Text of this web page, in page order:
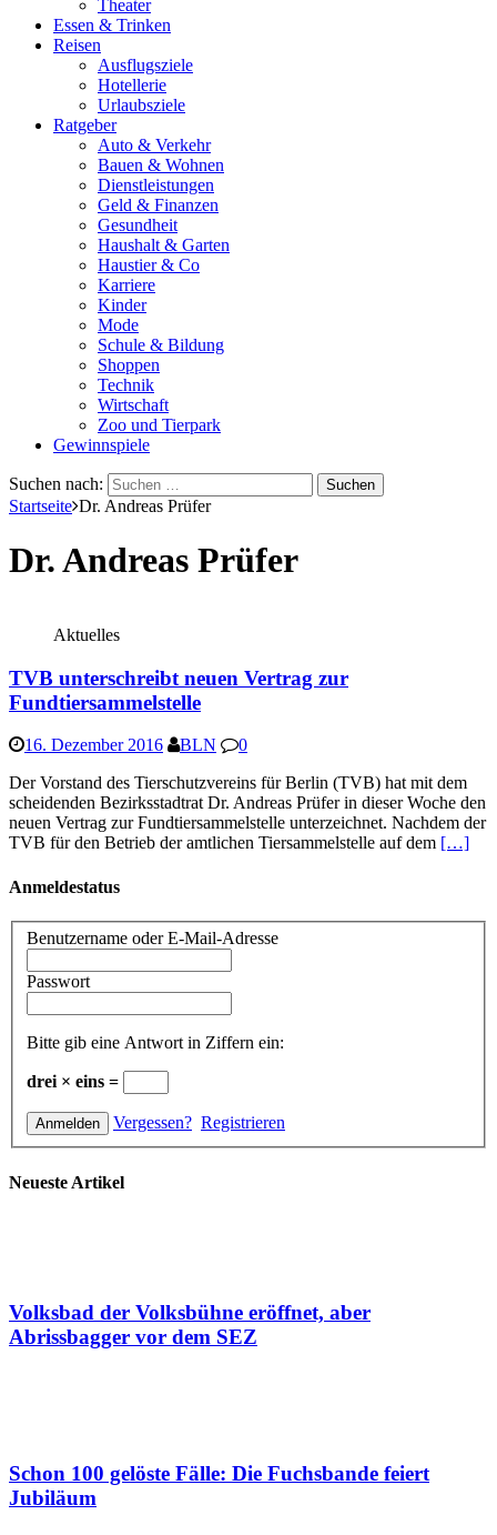
Theater
Essen & Trinken
Reisen
Ausflugsziele
Hotellerie
Urlaubsziele
Ratgeber
Auto & Verkehr
Bauen & Wohnen
Dienstleistungen
Geld & Finanzen
Gesundheit
Haushalt & Garten
Haustier & Co
Karriere
Kinder
Mode
Schule & Bildung
Shoppen
Technik
Wirtschaft
Zoo und Tierpark
Gewinnspiele
Suchen nach:
Startseite Dr. Andreas Prüfer
Dr. Andreas Prüfer
Aktuelles
TVB unterschreibt neuen Vertrag zur
Fundtiersammelstelle
16. Dezember 2016 BLN
0
Der Vorstand des Tierschutzvereins für Berlin (TVB) hat mit dem
scheidenden Bezirksstadtrat Dr. Andreas Prüfer in dieser Woche den
neuen Vertrag zur Fundtiersammelstelle unterzeichnet. Nachdem der
TVB für den Betrieb der amtlichen Tiersammelstelle auf dem […]
Anmeldestatus
Benutzername oder E-Mail-Adresse
Passwort
Bitte gib eine Antwort in Ziffern ein:
drei × eins =
Vergessen? Registrieren
Neueste Artikel
Volksbad der Volksbühne eröffnet, aber
Abrissbagger vor dem SEZ
Schon 100 gelöste Fälle: Die Fuchsbande feiert
Jubiläum